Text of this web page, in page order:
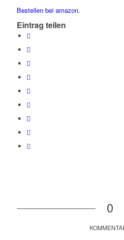
Bestellen bei amazon.
Eintrag teilen
0